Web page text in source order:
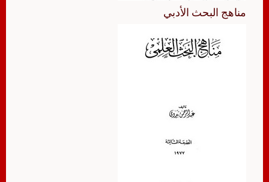
مناهج البحث الأدبي